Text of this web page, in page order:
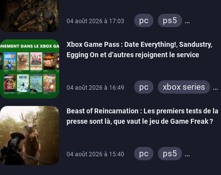
04 août 2026 à 17:03 pc
ps5
Xbox Game Pass : Date Everything!, Sandustry,
Egging On et d’autres rejoignent le service
04 août 2026 à 16:49 pc
xbox series
Beast of Reincarnation : Les premiers tests de la
presse sont là, que vaut le jeu de Game Freak ?
04 août 2026 à 15:40 pc
ps5